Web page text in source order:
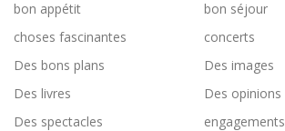
bon appétit
bon séjour
choses fascinantes
concerts
Des bons plans
Des images
Des livres
Des opinions
Des spectacles
engagements